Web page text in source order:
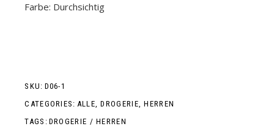
Farbe: Durchsichtig
SKU: D06-1
CATEGORIES: ALLE,DROGERIE,HERREN
TAGS: DROGERIE /HERREN